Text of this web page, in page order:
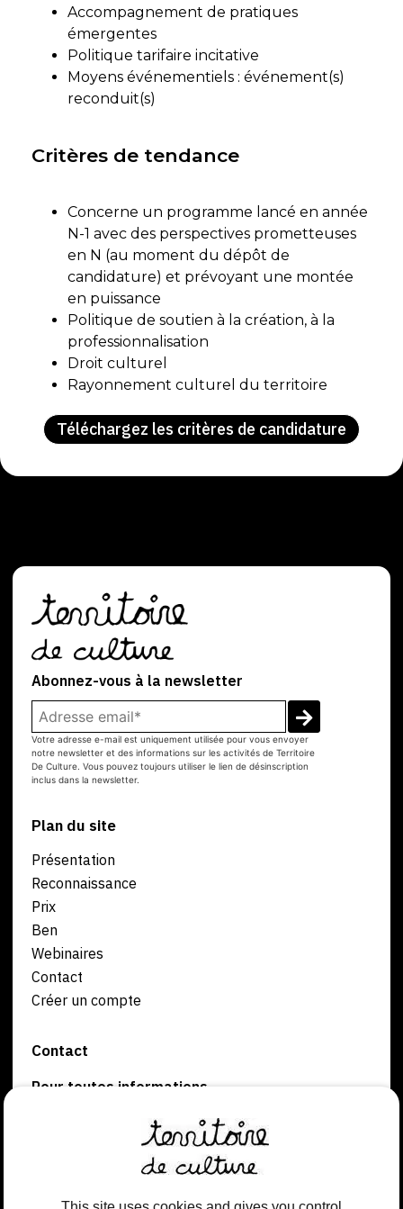
Accompagnement de pratiques
émergentes
Politique tarifaire incitative
Moyens événementiels : événement(s)
reconduit(s)
Critères de tendance
Concerne un programme lancé en année
N-1 avec des perspectives prometteuses
en N (au moment du dépôt de
candidature) et prévoyant une montée
en puissance
Politique de soutien à la création, à la
professionnalisation
Droit culturel
Rayonnement culturel du territoire
Téléchargez les critères de candidature
Abonnez-vous à la newsletter
Votre adresse e-mail est uniquement utilisée pour vous envoyer
notre newsletter et des informations sur les activités de Territoire
De Culture. Vous pouvez toujours utiliser le lien de désinscription
inclus dans la newsletter.
Plan du site
Présentation
Reconnaissance
Prix
Ben
Webinaires
Contact
Créer un compte
Contact
Pour toutes informations
Pour l’élaboration des candidatures